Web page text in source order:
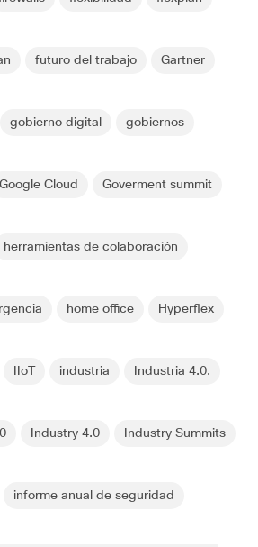
futuro del trabajo Gartner
gobierno digital gobiernos
Google Cloud Goverment summit
herramientas de colaboración
home office Hyperflex
IIoT industria Industria 4.0.
Industry 4.0 Industry Summits
informe anual de seguridad